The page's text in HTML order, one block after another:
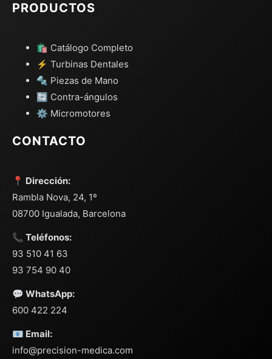
PRODUCTOS
🛍️ Catálogo Completo
⚡ Turbinas Dentales
🔩 Piezas de Mano
🔄 Contra-ángulos
⚙️ Micromotores
CONTACTO
📍 Dirección:
Rambla Nova, 24, 1º
08700 Igualada, Barcelona
📞 Teléfonos:
93 510 41 63
93 754 90 40
💬 WhatsApp:
600 422 224
📧 Email:
info@precision-medica.com